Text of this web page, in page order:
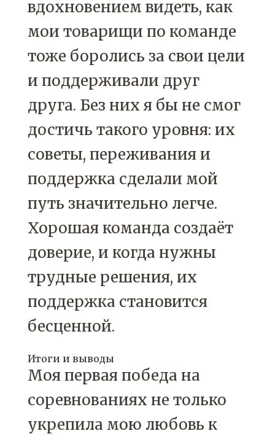
вдохновением видеть, как
мои товарищи по команде
тоже боролись за свои цели
и поддерживали друг
друга. Без них я бы не смог
достичь такого уровня: их
советы, переживания и
поддержка сделали мой
путь значительно легче.
Хорошая команда создаёт
доверие, и когда нужны
трудные решения, их
поддержка становится
бесценной.
Итоги и выводы
Моя первая победа на
соревнованиях не только
укрепила мою любовь к